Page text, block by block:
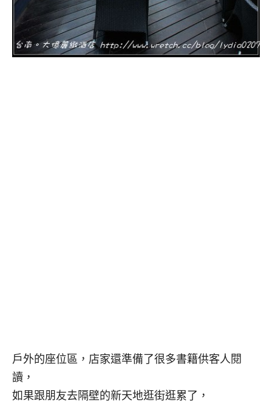
戶外的座位區，店家還準備了很多書籍供客人閱
讀，
如果跟朋友去隔壁的新天地逛街逛累了，